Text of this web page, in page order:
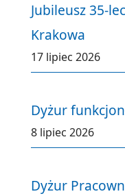
Jubileusz 35-
Krakowa
17 lipiec 2026
Dyżur
8 lipiec 2026
Dyżur